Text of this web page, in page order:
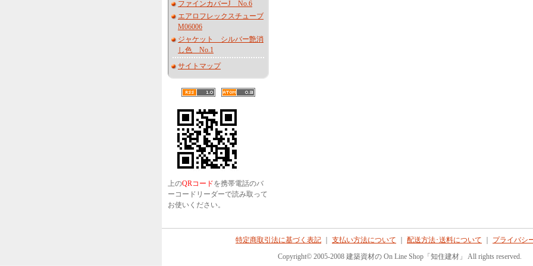
ファインカバーJ No.6
エアロフレックスチューブ
M06006
ジャケット シルバー艶消
し色 No.1
サイトマップ
上のQRコードを携帯電話のバ
ーコードリーダーで読み取って
お使いください。
特定商取引法に基づく表記 支払い方法について 配送方法･送料について
プライバシ
Copyright© 2005-2008 建築資材の On Line Shop「知住建材」 All rights reserved.